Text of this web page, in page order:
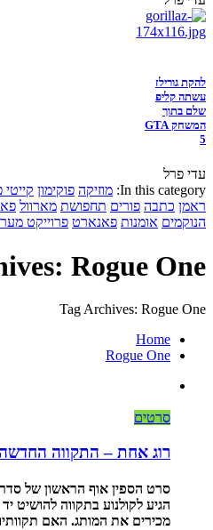
להקת גורילז
עשתה קליפ
שלם בתוך
המשחק GTA
5
עדי פרל
In this category: מוזיקה פוקימון קייטי
ראמן כתבה פורים תחפושת מארוול
הנוקמים אומנות פאנארט פרוייקט
Rogue One
Tag Archives: Rogue One
Home
Rogue One
סרטים
רוג אחת – התקווה
סרט הספין אוף הראשון של
הגיע לקולנוע בתקווה להושיט
מכירים את המותג. האם תקוותיו